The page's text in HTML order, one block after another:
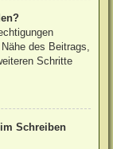
des Beitrags,
Schritte
Schreiben